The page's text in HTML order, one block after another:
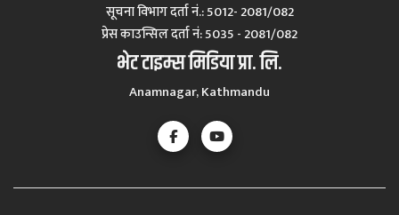
सूचना विभाग दर्ता नं.: 5012- 2081/082
प्रेस काउन्सिल दर्ता नं‍: 5035 - 2081/082
भेट टाइम्स मिडिया प्रा. लि.
Anamnagar, Kathmandu